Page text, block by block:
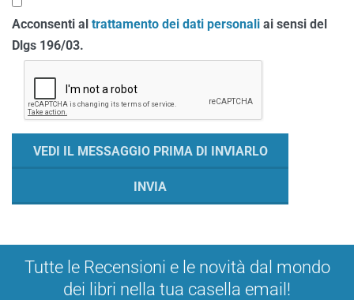
Acconsenti al trattamento dei dati personali ai sensi del
Dlgs 196/03.
Tutte le Recensioni e le novità dal mondo
dei libri nella tua casella email!